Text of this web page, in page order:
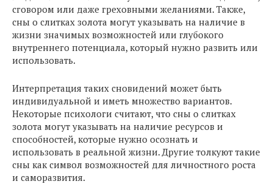
сговором или даже греховными желаниями. Также,
сны о слитках золота могут указывать на наличие в
жизни значимых возможностей или глубокого
внутреннего потенциала, который нужно развить или
использовать.
Интерпретация таких сновидений может быть
индивидуальной и иметь множество вариантов.
Некоторые психологи считают, что сны о слитках
золота могут указывать на наличие ресурсов и
способностей, которые нужно осознать и
использовать в реальной жизни. Другие толкуют такие
сны как символ возможностей для личностного роста
и саморазвития.